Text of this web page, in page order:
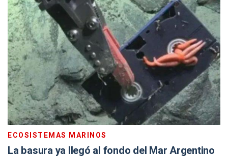
ECOSISTEMAS MARINOS
La basura ya llegó al fondo del Mar Argentino